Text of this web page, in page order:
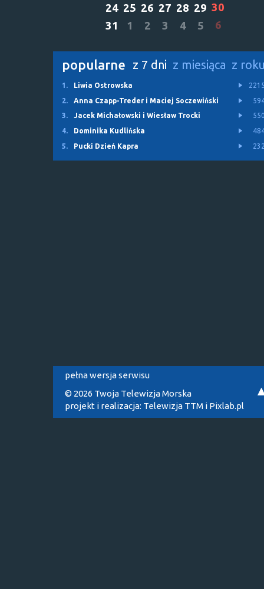
24 25 26 27 28 29 30
31
1 2 3 4 5 6
popularne z 7 dni z miesiąca z
1. Liwia Ostrowska
2.
Anna Czapp-Treder i Maciej Soczewiński
3.
Jacek Michałowski i Wiesław Trocki
4.
Dominika Kudlińska
5.
Pucki Dzień Kapra
pełna wersja serwisu
© 2026 Twoja Telewizja Morska
projekt i realizacja: Telewizja TTM i Pixlab.pl